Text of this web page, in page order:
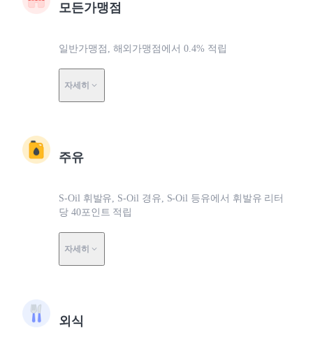
모든가맹점
일반가맹점, 해외가맹점에서 0.4% 적립
자세히
주유
S-Oil 휘발유, S-Oil 경유, S-Oil 등유에서 휘발유 리터
당 40포인트 적립
자세히
외식